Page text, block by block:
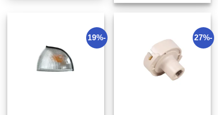
-27%
-19%